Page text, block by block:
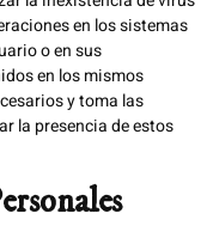
en los sistemas
o en sus
en los mismos
y toma las
la presencia de estos